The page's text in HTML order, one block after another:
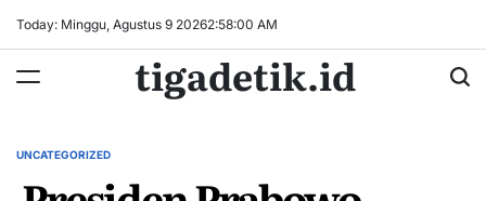
Today: Minggu, Agustus 9 20262:58:01 AM
tigadetik.id
POSTED
UNCATEGORIZED